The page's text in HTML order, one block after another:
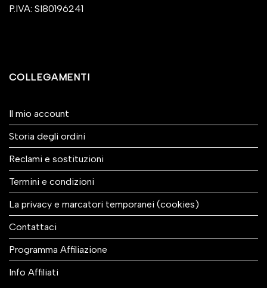
P.IVA: SI80196241
COLLEGAMENTI
Il mio account
Storia degli ordini
Reclami e sostituzioni
Termini e condizioni
La privacy e marcatori temporanei (cookies)
Contattaci
Programma Affiliazione
Info Affiliati